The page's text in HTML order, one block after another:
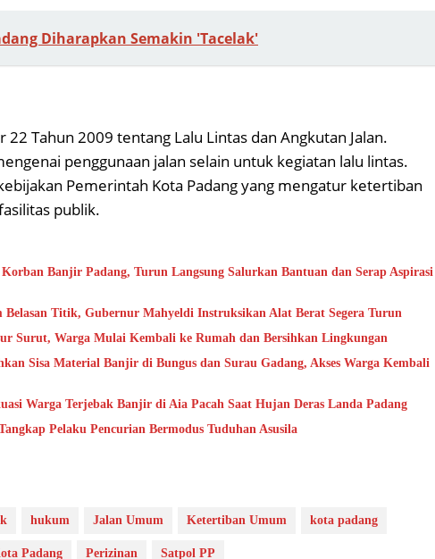
Diharapkan Semakin 'Tacelak'
22 Tahun 2009 tentang Lalu Lintas dan Angkutan Jalan.
penggunaan jalan selain untuk kegiatan lalu lintas.
Pemerintah Kota Padang yang mengatur ketertiban
publik.
Banjir Padang, Turun Langsung Salurkan Bantuan dan Serap Aspirasi
Titik, Gubernur Mahyeldi Instruksikan Alat Berat Segera Turun
Surut, Warga Mulai Kembali ke Rumah dan Bersihkan Lingkungan
Sisa Material Banjir di Bungus dan Surau Gadang, Akses Warga Kembali
Warga Terjebak Banjir di Aia Pacah Saat Hujan Deras Landa Padang
Pelaku Pencurian Bermodus Tuduhan Asusila
hukum Jalan Umum Ketertiban Umum kota padang
Padang Perizinan Satpol PP